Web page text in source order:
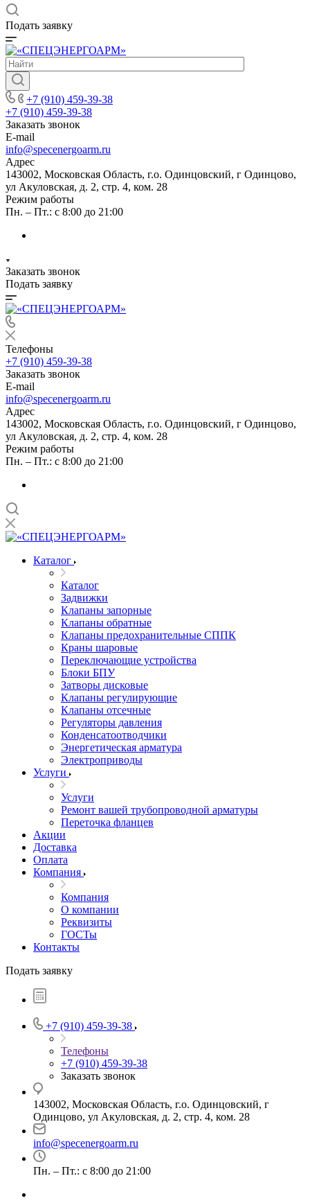
Подать заявку
+7 (910) 459-39-38
+7 (910) 459-39-38
Заказать звонок
E-mail
info@specenergoarm.ru
Адрес
143002, Московская Область, г.о. Одинцовский, г Одинцово,
ул Акуловская, д. 2, стр. 4, ком. 28
Режим работы
Пн. – Пт.: с 8:00 до 21:00
Заказать звонок
Подать заявку
Телефоны
+7 (910) 459-39-38
Заказать звонок
E-mail
info@specenergoarm.ru
Адрес
143002, Московская Область, г.о. Одинцовский, г Одинцово,
ул Акуловская, д. 2, стр. 4, ком. 28
Режим работы
Пн. – Пт.: с 8:00 до 21:00
Каталог
Каталог
Задвижки
Клапаны запорные
Клапаны обратные
Клапаны предохранительные СППК
Краны шаровые
Переключающие устройства
Блоки БПУ
Затворы дисковые
Клапаны регулирующие
Клапаны отсечные
Регуляторы давления
Конденсатоотводчики
Энергетическая арматура
Электроприводы
Услуги
Услуги
Ремонт вашей трубопроводной арматуры
Переточка фланцев
Акции
Доставка
Оплата
Компания
Компания
О компании
Реквизиты
ГОСТы
Контакты
Подать заявку
+7 (910) 459-39-38
Телефоны
+7 (910) 459-39-38
Заказать звонок
143002, Московская Область, г.о. Одинцовский, г
Одинцово, ул Акуловская, д. 2, стр. 4, ком. 28
info@specenergoarm.ru
Пн. – Пт.: с 8:00 до 21:00